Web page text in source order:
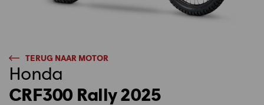
TERUG NAAR MOTOR
Honda
CRF300 Rally 2025